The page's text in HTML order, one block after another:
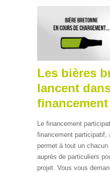
Les bières
lancent
Le financement
financement participatif,
permet à tout un
auprès de particuliers
projet. Vous vous